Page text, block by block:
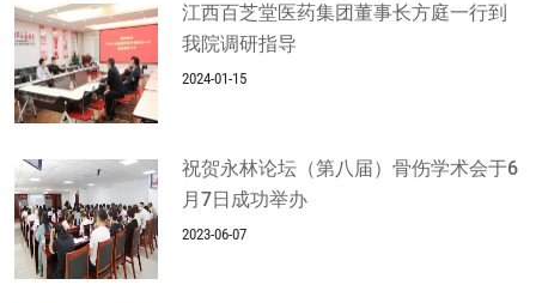
江西百芝堂医药集团董事长方庭一行到
我院调研指导
2024-01-15
祝贺永林论坛（第八届）骨伤学术会于6
月7日成功举办
2023-06-07